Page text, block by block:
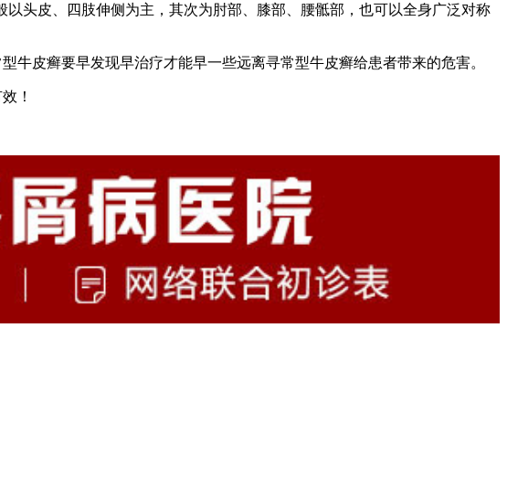
头皮、四肢伸侧为主，其次为肘部、膝部、腰骶部，也可以全身广泛对称
皮癣要早发现早治疗才能早一些远离寻常型牛皮癣给患者带来的危害。
！